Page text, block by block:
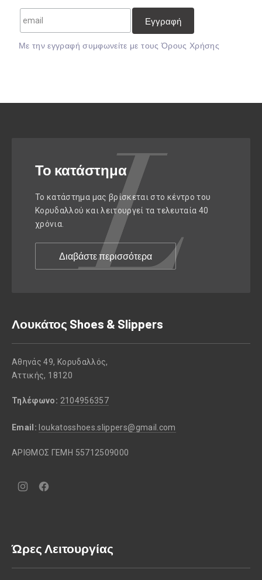
Mε την εγγραφή συμφωνείτε με τουςΌρους Χρήσης
Το κατάστημα
Το κατάστημα μας βρίσκεται στο κέντρο του
Κορυδαλλού και λειτουργεί τα τελευταία 40
χρόνια.
Διαβάστε περισσότερα
Λουκάτος Shoes & Slippers
Αθηνάς 49, Κορυδαλλός,
Αττικής, 18120
Τηλέφωνο: 2104956357
Email: loukatosshoes.slippers@gmail.com
ΑΡΙΘΜΟΣ ΓΕΜΗ 55712509000
Νέο
Νέο
Ώρες Λειτουργίας